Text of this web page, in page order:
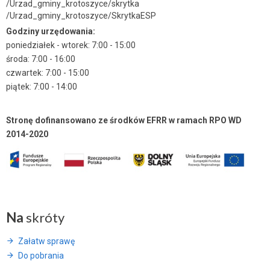
/Urzad_gminy_krotoszyce/skrytka
/Urzad_gminy_krotoszyce/SkrytkaESP
Godziny urzędowania:
poniedziałek - wtorek: 7:00 - 15:00
środa: 7:00 - 16:00
czwartek: 7:00 - 15:00
piątek: 7:00 - 14:00
Stronę dofinansowano ze środków EFRR w ramach RPO WD
2014-2020
Na skróty
Załatw sprawę
Do pobrania